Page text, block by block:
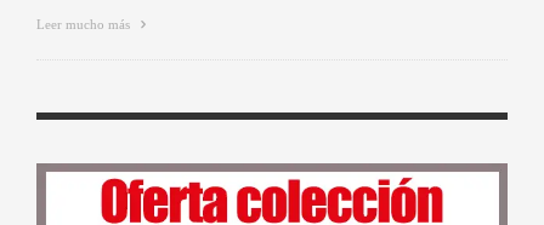
Leer mucho más